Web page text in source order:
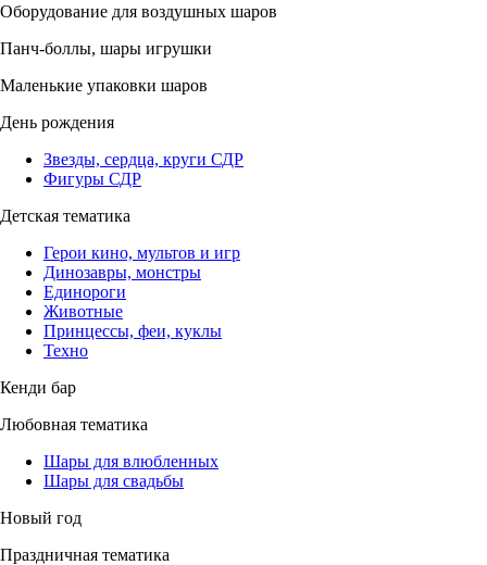
Оборудование для воздушных шаров
Панч-боллы, шары игрушки
Маленькие упаковки шаров
День рождения
Звезды, сердца, круги СДР
Фигуры СДР
Детская тематика
Герои кино, мультов и игр
Динозавры, монстры
Единороги
Животные
Принцессы, феи, куклы
Техно
Кенди бар
Любовная тематика
Шары для влюбленных
Шары для свадьбы
Новый год
Праздничная тематика